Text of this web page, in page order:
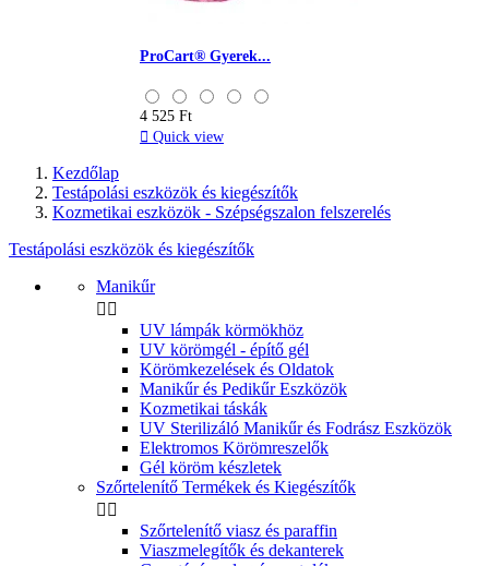
ProCart® Gyerek...
4 525 Ft
 Quick view
Kezdőlap
Testápolási eszközök és kiegészítők
Kozmetikai eszközök - Szépségszalon felszerelés
9168Ft
Testápolási eszközök és kiegészítők
Manikűr
 
UV lámpák körmökhöz
UV körömgél - építő gél
Körömkezelések és Oldatok
Manikűr és Pedikűr Eszközök
Kozmetikai táskák
UV Sterilizáló Manikűr és Fodrász Eszközök
Elektromos Körömreszelők
Gél köröm készletek
Szőrtelenítő Termékek és Kiegészítők
 
Szőrtelenítő viasz és paraffin
Viaszmelegítők és dekanterek